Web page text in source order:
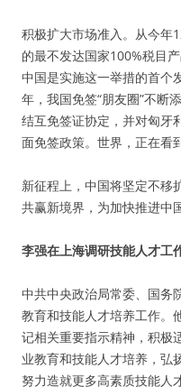
积极扩大市场准入。从今年
的最不发达国家100%税目
中国是实施这一举措的首个
年，我国免签“朋友圈”不断
结互免签证协定，并对匈牙
面免签政策。世界，正在看
新征程上，中国将坚定不移
共赢新境界，为加快推进中
李强在上海调研技能人才工
中共中央政治局常委、国务
教育和技能人才培养工作。
记相关重要指示精神，积极
业教育和技能人才培养，弘
努力造就更多高素质技能人